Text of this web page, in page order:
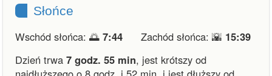
Słońce
Wschód słońca: 🌅 7:44 Zachód słońca: 🌇 15:39
Dzień trwa 7 godz. 55 min, jest krótszy od